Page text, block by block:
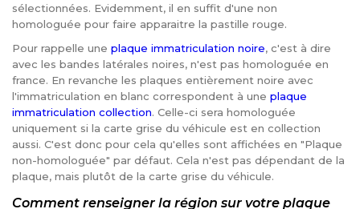
sélectionnées. Evidemment, il en suffit d'une non
homologuée pour faire apparaitre la pastille rouge.
Pour rappelle une plaque immatriculation noire, c'est à dire
avec les bandes latérales noires, n'est pas homologuée en
france. En revanche les plaques entièrement noire avec
l'immatriculation en blanc correspondent à une plaque
immatriculation collection. Celle-ci sera homologuée
uniquement si la carte grise du véhicule est en collection
aussi. C'est donc pour cela qu'elles sont affichées en "Plaque
non-homologuée" par défaut. Cela n'est pas dépendant de la
plaque, mais plutôt de la carte grise du véhicule.
Comment renseigner la région sur votre plaque